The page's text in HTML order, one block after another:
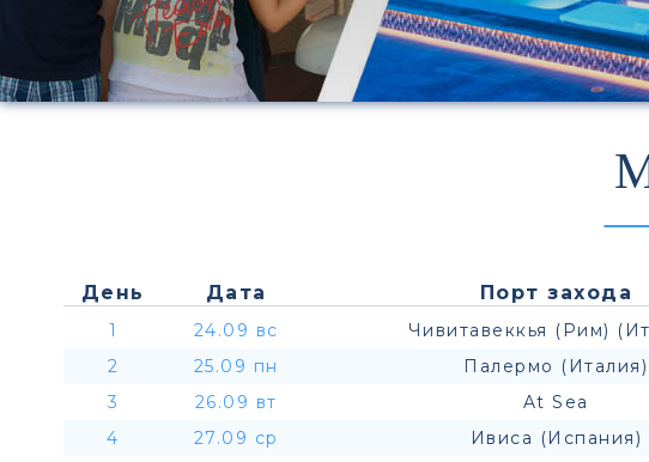
День Дата Порт захода
1 24.09 вс Чивитавеккья (Рим)
2
25.09 пн Палермо (Италия)
3
26.09 вт At Sea
4
27.09 ср Ивиса (Испания)